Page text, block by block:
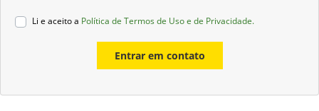
Li e aceito a Política de Termos de Uso e de Privacidade.
Entrar em contato